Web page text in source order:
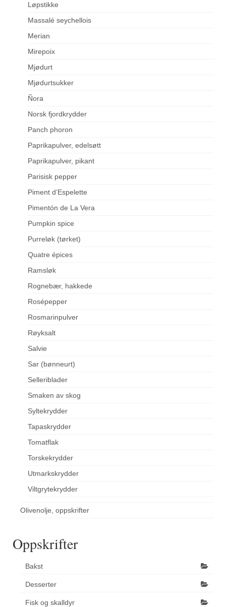
Løpstikke
Massalé seychellois
Merian
Mirepoix
Mjødurt
Mjødurtsukker
Ñora
Norsk fjordkrydder
Panch phoron
Paprikapulver, edelsøtt
Paprikapulver, pikant
Parisisk pepper
Piment d’Espelette
Pimentón de La Vera
Pumpkin spice
Purreløk (tørket)
Quatre épices
Ramsløk
Rognebær, hakkede
Rosépepper
Rosmarinpulver
Røyksalt
Salvie
Sar (bønneurt)
Selleriblader
Smaken av skog
Syltekrydder
Tapaskrydder
Tomatflak
Torskekrydder
Utmarkskrydder
Viltgrytekrydder
Olivenolje, oppskrifter
Oppskrifter
Bakst
Desserter
Fisk og skalldyr